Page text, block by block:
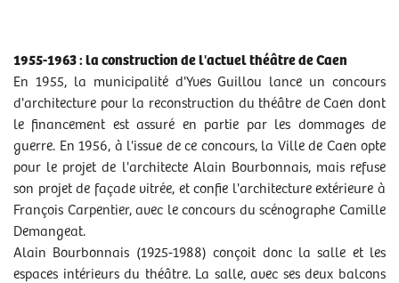
1955-1963 : la construction de l'actuel théâtre de Caen
En 1955, la municipalité d'Yves Guillou lance un concours
d'architecture pour la reconstruction du théâtre de Caen dont
le financement est assuré en partie par les dommages de
guerre. En 1956, à l'issue de ce concours, la Ville de Caen opte
pour le projet de l'architecte Alain Bourbonnais, mais refuse
son projet de façade vitrée, et confie l'architecture extérieure à
François Carpentier, avec le concours du scénographe Camille
Demangeat.
Alain Bourbonnais (1925-1988) conçoit donc la salle et les
espaces intérieurs du théâtre. La salle, avec ses deux balcons